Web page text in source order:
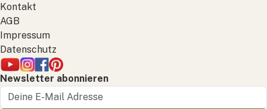
Kontakt
AGB
Impressum
Datenschutz
Newsletter abonnieren